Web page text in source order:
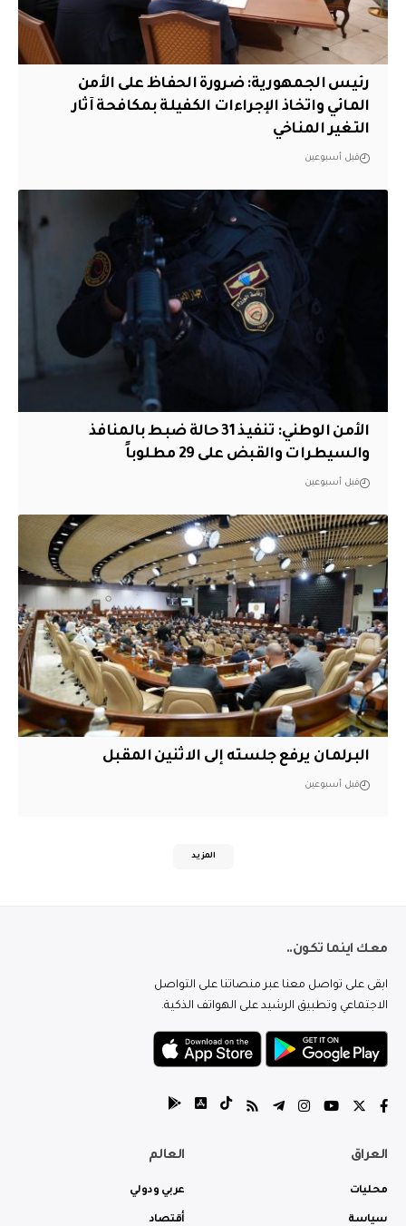
رئيس الجمهورية: ضرورة الحفاظ على الأمن
المائي واتخاذ الإجراءات الكفيلة بمكافحة آثار
التغير المناخي
قبل أسبوعين
الأمن الوطني: تنفيذ 31 حالة ضبط بالمنافذ
والسيطرات والقبض على 29 مطلوباً
قبل أسبوعين
البرلمان يرفع جلسته إلى الاثنين المقبل
قبل أسبوعين
المزيد
معك اينما تكون..
ابقى على تواصل معنا عبر منصاتنا على التواصل
الاجتماعي وتطبيق الرشيد على الهواتف الذكية.
العراق
محليات
سياسة
العالم
عربي ودولي
أقتصاد